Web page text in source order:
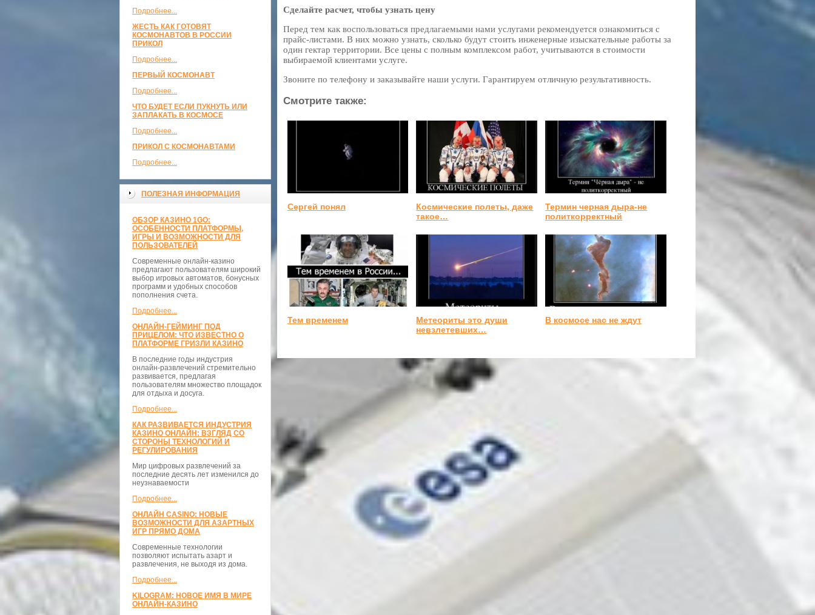
Подробнее...
ЖЕСТЬ КАК ГОТОВЯТ
КОСМОНАВТОВ В РОССИИ
ПРИКОЛ
Подробнее...
ПЕРВЫЙ КОСМОНАВТ
Подробнее...
ЧТО БУДЕТ ЕСЛИ ПУКНУТЬ ИЛИ
ЗАПЛАКАТЬ В КОСМОСЕ
Подробнее...
ПРИКОЛ С КОСМОНАВТАМИ
Подробнее...
ПОЛЕЗНАЯ ИНФОРМАЦИЯ
ОБЗОР КАЗИНО 1GO:
ОСОБЕННОСТИ ПЛАТФОРМЫ,
ИГРЫ И ВОЗМОЖНОСТИ ДЛЯ
ПОЛЬЗОВАТЕЛЕЙ
Современные онлайн-казино
предлагают пользователям широкий
выбор игровых автоматов, бонусных
программ и удобных способов
пополнения счета.
Подробнее...
ОНЛАЙН-ГЕЙМИНГ ПОД
ПРИЦЕЛОМ: ЧТО ИЗВЕСТНО О
ПЛАТФОРМЕ ГРИЗЛИ КАЗИНО
В последние годы индустрия
онлайн-развлечений стремительно
развивается, предлагая
пользователям множество площадок
для отдыха и досуга.
Подробнее...
КАК РАЗВИВАЕТСЯ ИНДУСТРИЯ
КАЗИНО ОНЛАЙН: ВЗГЛЯД СО
СТОРОНЫ ТЕХНОЛОГИЙ И
РЕГУЛИРОВАНИЯ
Мир цифровых развлечений за
последние десять лет изменился до
неузнаваемости
Подробнее...
ОНЛАЙН CASINO: НОВЫЕ
ВОЗМОЖНОСТИ ДЛЯ АЗАРТНЫХ
ИГР ПРЯМО ДОМА
Современные технологии
позволяют испытать азарт и
развлечения, не выходя из дома.
Подробнее...
KILOGRAM: НОВОЕ ИМЯ В МИРЕ
ОНЛАЙН-КАЗИНО
Сделайте расчет, чтобы узнать цену
Перед тем как воспользоваться предлагаемыми нами услугами рекомендуется ознакомиться с
прайс-листами. В них можно узнать, сколько будут стоить инженерные изыскательные работы за
один гектар территории. Все цены с полным комплексом работ, учитываются в стоимости
выбираемой клиентами услуге.
Звоните по телефону и заказывайте наши услуги. Гарантируем отличную результативность.
Смотрите также:
Сергей понял
Космические полеты, даже
такое…
Термин черная дыра-не
политкорректный
Тем временем
Метеориты это души
невзлетевших…
В космосе нас не ждут